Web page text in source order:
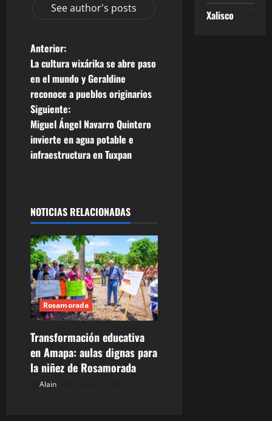
See author's posts
N
a
v
e
g
c
i
ó
n
d
e
e
Anterior:
La cultura wixárika se abre paso
en el mundo y Geraldine
reconoce a pueblos originarios
Siguiente:
Miguel Ángel Navarro Quintero
invierte en agua potable e
infraestructura en Tuxpan
NOTICIAS RELACIONADAS
Rosamorada
Transformación educativa
en Amapa: aulas dignas para
la niñez de Rosamorada
Alain
Xalisco